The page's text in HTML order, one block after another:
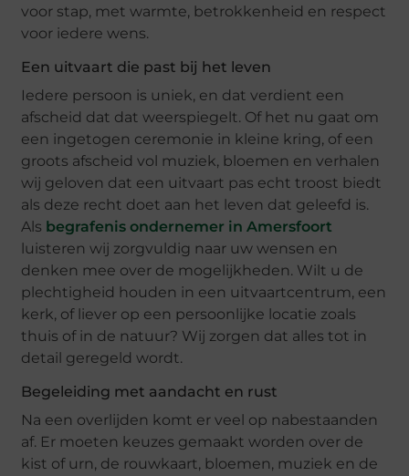
voor stap, met warmte, betrokkenheid en respect
voor iedere wens.
Een uitvaart die past bij het leven
Iedere persoon is uniek, en dat verdient een
afscheid dat dat weerspiegelt. Of het nu gaat om
een ingetogen ceremonie in kleine kring, of een
groots afscheid vol muziek, bloemen en verhalen
wij geloven dat een uitvaart pas echt troost biedt
als deze recht doet aan het leven dat geleefd is.
Als begrafenis ondernemer in Amersfoort
luisteren wij zorgvuldig naar uw wensen en
denken mee over de mogelijkheden. Wilt u de
plechtigheid houden in een uitvaartcentrum, een
kerk, of liever op een persoonlijke locatie zoals
thuis of in de natuur? Wij zorgen dat alles tot in
detail geregeld wordt.
Begeleiding met aandacht en rust
Na een overlijden komt er veel op nabestaanden
af. Er moeten keuzes gemaakt worden over de
kist of urn, de rouwkaart, bloemen, muziek en de